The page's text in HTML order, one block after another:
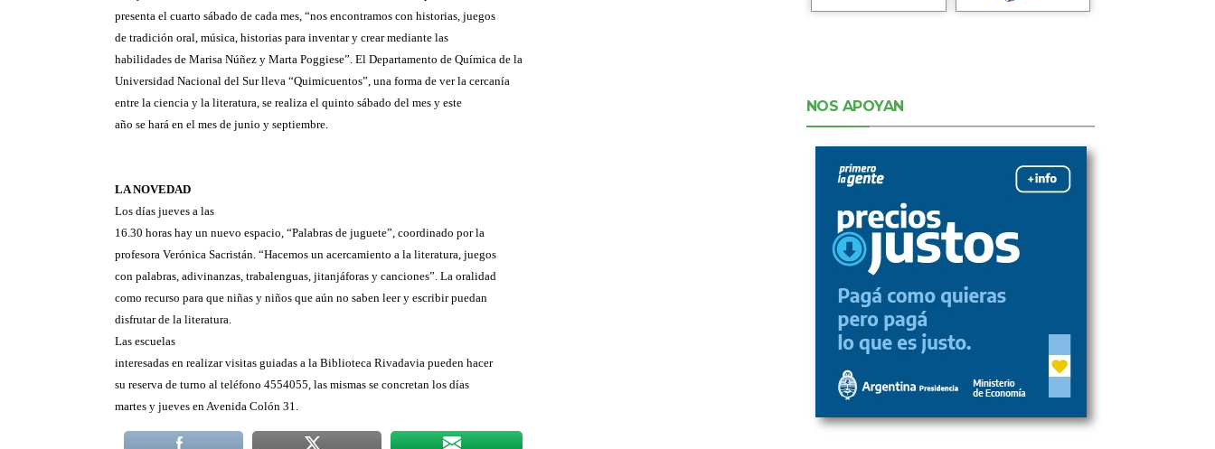
presenta el cuarto sábado de cada mes, “nos encontramos con historias, juegos
de tradición oral, música, historias para inventar y crear mediante las
habilidades de Marisa Núñez y Marta Poggiese”. El Departamento de Química de la
Universidad Nacional del Sur lleva “Quimicuentos”, una forma de ver la cercanía
entre la ciencia y la literatura, se realiza el quinto sábado del mes y este
año se hará en el mes de junio y septiembre.
LA NOVEDAD
Los días jueves a las
16.30 horas hay un nuevo espacio, “Palabras de juguete”, coordinado por la
profesora Verónica Sacristán. “Hacemos un acercamiento a la literatura, juegos
con palabras, adivinanzas, trabalenguas, jitanjáforas y canciones”. La oralidad
como recurso para que niñas y niños que aún no saben leer y escribir puedan
disfrutar de la literatura.
Las escuelas
interesadas en realizar visitas guiadas a la Biblioteca Rivadavia pueden hacer
su reserva de turno al teléfono 4554055, las mismas se concretan los días
martes y jueves en Avenida Colón 31.
NOS APOYAN